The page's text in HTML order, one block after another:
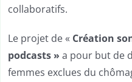
collaboratifs.
Le projet de « Création
podcasts » a pour but de
femmes exclues du